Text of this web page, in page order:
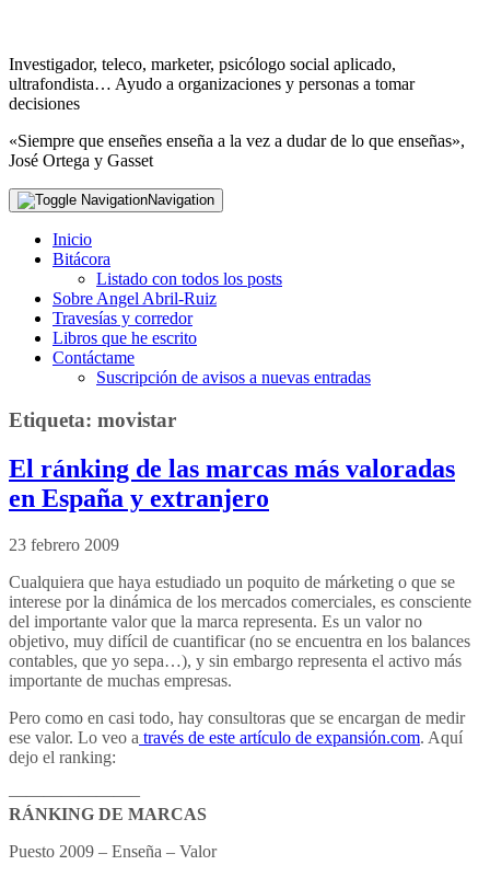
Investigador, teleco, marketer, psicólogo social aplicado,
ultrafondista… Ayudo a organizaciones y personas a tomar
decisiones
«Siempre que enseñes enseña a la vez a dudar de lo que enseñas»,
José Ortega y Gasset
Navigation
Inicio
Bitácora
Listado con todos los posts
Sobre Angel Abril-Ruiz
Travesías y corredor
Libros que he escrito
Contáctame
Suscripción de avisos a nuevas entradas
Etiqueta: movistar
El ránking de las marcas más valoradas
en España y extranjero
23 febrero 2009
Cualquiera que haya estudiado un poquito de márketing o que se
interese por la dinámica de los mercados comerciales, es consciente
del importante valor que la marca representa. Es un valor no
objetivo, muy difícil de cuantificar (no se encuentra en los balances
contables, que yo sepa…), y sin embargo representa el activo más
importante de muchas empresas.
Pero como en casi todo, hay consultoras que se encargan de medir
ese valor. Lo veo a través de este artículo de expansión.com. Aquí
dejo el ranking:
———————–
RÁNKING DE MARCAS
Puesto 2009 – Enseña – Valor